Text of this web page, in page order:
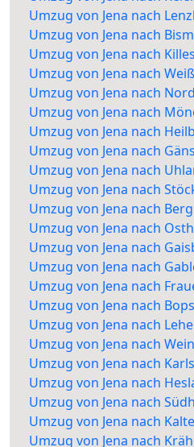
Umzug von Jena nach
Umzug von Jena nach
Umzug von Jena nach
Umzug von Jena nach
Umzug von Jena nach
Umzug von Jena nach
Umzug von Jena nach
Umzug von Jena nach
Umzug von Jena nach
Umzug von Jena nach
Umzug von Jena nach Berg
Umzug von Jena nach
Umzug von Jena nach
Umzug von Jena nach
Umzug von Jena nach
Umzug von Jena nach
Umzug von Jena nach
Umzug von Jena nach
Umzug von Jena nach
Umzug von Jena nach
Umzug von Jena nach
Umzug von Jena nach
Umzug von Jena nach